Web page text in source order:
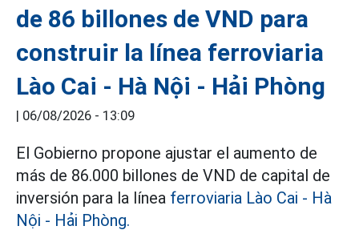
de 86 billones de VND para
construir la línea ferroviaria
Lào Cai - Hà Nội - Hải Phòng
| 06/08/2026 - 13:09
El Gobierno propone ajustar el aumento de
más de 86.000 billones de VND de capital de
inversión para la línea ferroviaria Lào Cai - Hà
Nội - Hải Phòng.